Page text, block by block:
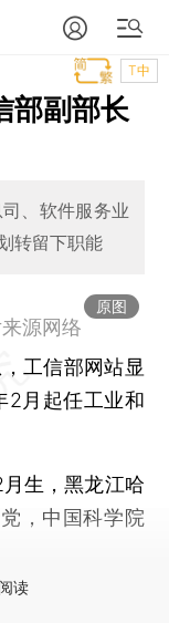
T中
部副部长
、软件服务业
转留下职能
原图
源网络
工信部网站显
2月起任工业和
生，黑龙江哈
，中国科学院
读